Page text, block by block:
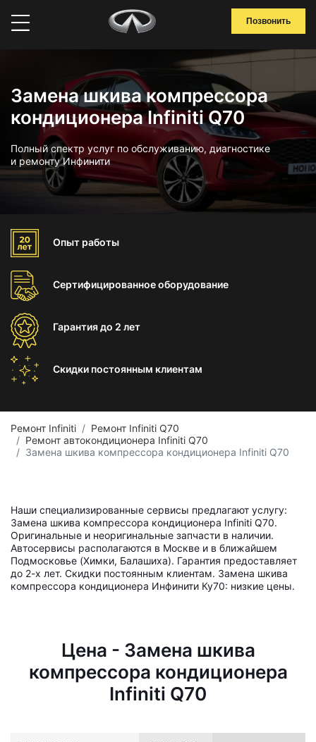
Позвонить
Замена шкива компрессора
кондиционера Infiniti Q70
Полный спектр услуг по обслуживанию, диагностике
и ремонту Инфинити
Опыт работы
Сертифицированноеоборудование
Гарантиядо 2 лет
Скидки постоянным клиентам
Ремонт Infiniti
Ремонт Infiniti Q70
Ремонт автокондиционера Infiniti Q70
Замена шкива компрессора кондиционера Infiniti Q70
Наши специализированные сервисы предлагают услугу:
Замена шкива компрессора кондиционера Infiniti Q70.
Оригинальные и неоригинальные запчасти в наличии.
Автосервисы располагаются в Москве и в ближайшем
Подмосковье (Химки, Балашиха). Гарантия предоставляет
до 2-х лет. Скидки постоянным клиентам. Замена шкива
компрессора кондиционера Инфинити Ку70: низкие цены.
Цена - Замена шкива
компрессора кондиционера
Infiniti Q70